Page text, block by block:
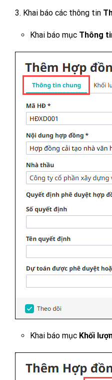
3. Khai báo các thông tin
Khai báo mục Thông
Khai báo mục Khối